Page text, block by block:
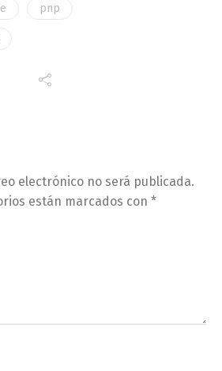
pnp
electrónico no será publicada.
están marcados con *